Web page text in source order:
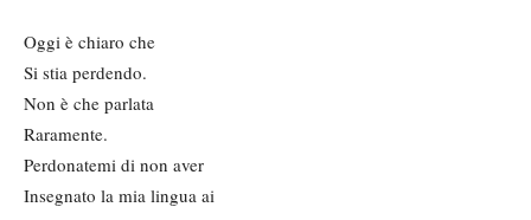
Oggi è chiaro che
Si stia perdendo.
Non è che parlata
Raramente.
Perdonatemi di non aver
Insegnato la mia lingua ai